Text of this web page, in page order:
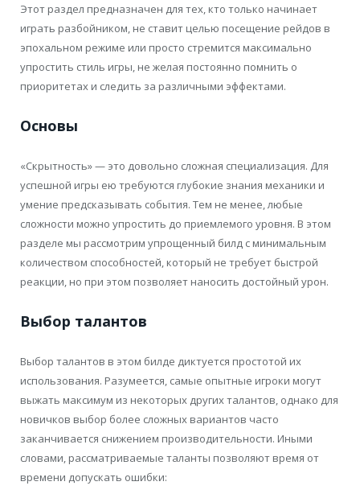
Этот раздел предназначен для тех, кто только начинает
играть разбойником, не ставит целью посещение рейдов в
эпохальном режиме или просто стремится максимально
упростить стиль игры, не желая постоянно помнить о
приоритетах и следить за различными эффектами.
Основы
«Скрытность» — это довольно сложная специализация. Для
успешной игры ею требуются глубокие знания механики и
умение предсказывать события. Тем не менее, любые
сложности можно упростить до приемлемого уровня. В этом
разделе мы рассмотрим упрощенный билд с минимальным
количеством способностей, который не требует быстрой
реакции, но при этом позволяет наносить достойный урон.
Выбор талантов
Выбор талантов в этом билде диктуется простотой их
использования. Разумеется, самые опытные игроки могут
выжать максимум из некоторых других талантов, однако для
новичков выбор более сложных вариантов часто
заканчивается снижением производительности. Иными
словами, рассматриваемые таланты позволяют время от
времени допускать ошибки: